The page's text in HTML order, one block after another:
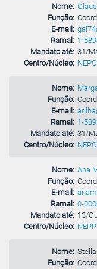
Nome:
Função:
E-mail:
Ramal: 1-
Mandato até: 31/
Centro/Núcleo: NEPO
Nome:
Função:
E-mail:
Ramal: 1-
Mandato até: 31/
Centro/Núcleo: NEPO
Nome: Ana
Função:
E-mail:
Ramal: 0-
Mandato até: 13/
Centro/Núcleo: NEPP
Nome:
Função: